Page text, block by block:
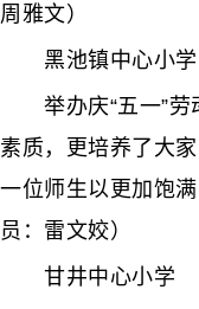
周雅文）
黑池镇中心小学
举办庆“五一”劳
素质，更培养了大
一位师生以更加饱
员：雷文姣）
甘井中心小学